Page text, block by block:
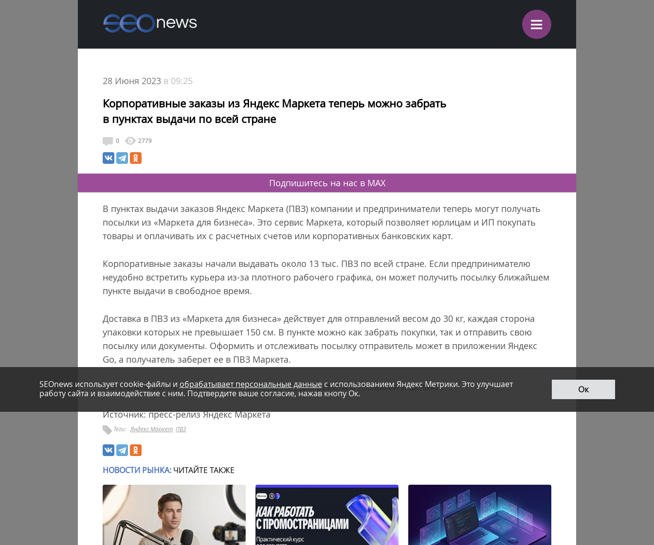
≡
28 Июня 2023 в 09:25
Корпоративные заказы из Яндекс Маркета теперь можно забрать
в пунктах выдачи по всей стране
0 2779
Подпишитесь на нас в MAX
В пунктах выдачи заказов Яндекс Маркета (ПВЗ) компании и предприниматели теперь могут получать
посылки из «Маркета для бизнеса». Это сервис Маркета, который позволяет юрлицам и ИП покупать
товары и оплачивать их с расчетных счетов или корпоративных банковских карт.
Корпоративные заказы начали выдавать около 13 тыс. ПВЗ по всей стране. Если предпринимателю
неудобно встретить курьера из-за плотного рабочего графика, он может получить посылку ближайшем
пункте выдачи в свободное время.
Доставка в ПВЗ из «Маркета для бизнеса» действует для отправлений весом до 30 кг, каждая сторона
упаковки которых не превышает 150 см. В пункте можно как забрать покупки, так и отправить свою
посылку или документы. Оформить и отслеживать посылку отправитель может в приложении Яндекс
Go, а получатель заберет ее в ПВЗ Маркета.
Напомним, ранее Яндекс Маркетобновил APIдля работы с товарами и ценами.
Источник: пресс-релиз Яндекс Маркета
Теги: Яндекс Маркет ПВЗ
SEOnews использует cookie-файлы и обрабатывает персональные данныес использованием Яндекс Метрики. Это улучшает
работу сайта и взаимодействие с ним. Подтвердите ваше согласие, нажав кнопу Ок.
Ок
НОВОСТИ РЫНКА: ЧИТАЙТЕ ТАКЖЕ